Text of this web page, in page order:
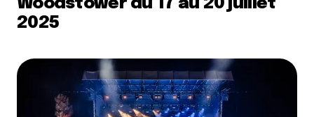
Woodstower du 17 au 20 juillet
2025